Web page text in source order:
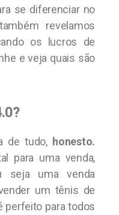
se diferenciar no
revelamos
os lucros de
e veja quais são
de tudo, honesto.
para uma venda,
seja uma venda
um tênis de
perfeito para todos